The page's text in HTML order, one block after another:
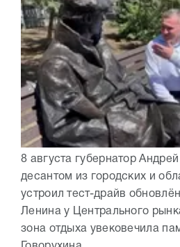
8 августа губернатор
десантом из городских и
устроил тест-драйв
Ленина у Центрального
зона отдыха увековечила